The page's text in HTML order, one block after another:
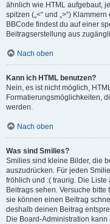
ähnlich wie HTML aufgebaut,
spitzen („<“ und „>“)
BBCode findest du auf einer
Beitragserstellung aus
Nach oben
Kann ich HTML benutzen?
Nein, es ist nicht möglich,
Formatierungsmöglichkeiten,
werden.
Nach oben
Was sind Smilies?
Smilies sind kleine Bilder, die
auszudrücken. Für jeden
fröhlich und :( traurig. Die
Beitrags sehen. Versuche
sie können einen Beitrag
deshalb deinen Beitrag
Die Board-Administration